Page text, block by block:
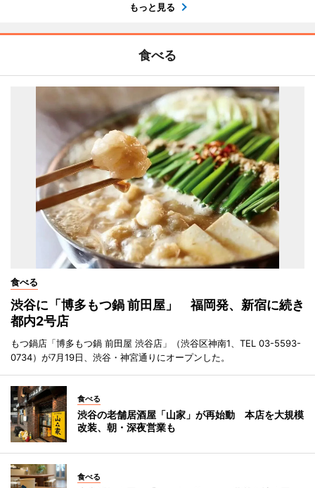
もっと見る
食べる
食べる
渋谷に「博多もつ鍋 前田屋」 福岡発、新宿に続き
都内2号店
もつ鍋店「博多もつ鍋 前田屋 渋谷店」（渋谷区神南1、TEL 03-5593-
0734）が7月19日、渋谷・神宮通りにオープンした。
食べる
渋谷の老舗居酒屋「山家」が再始動 本店を大規模
改装、朝・深夜営業も
食べる